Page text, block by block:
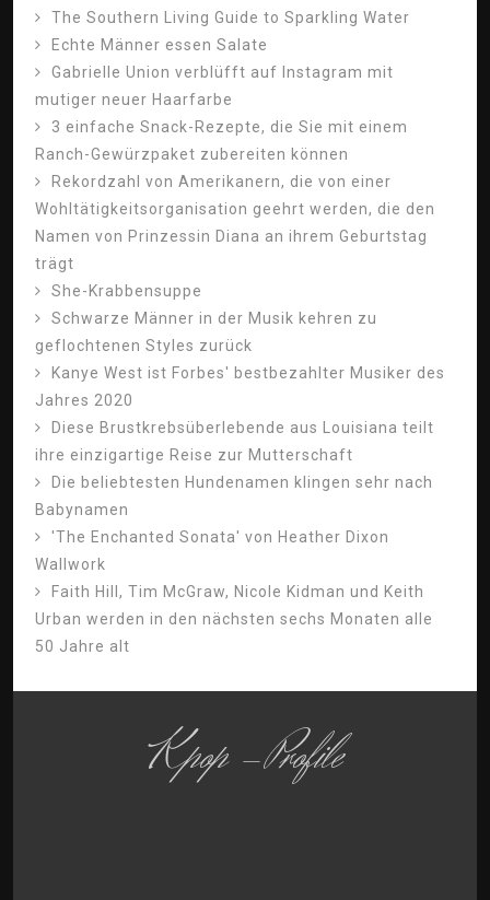
The Southern Living Guide to Sparkling Water
Echte Männer essen Salate
Gabrielle Union verblüfft auf Instagram mit
mutiger neuer Haarfarbe
3 einfache Snack-Rezepte, die Sie mit einem
Ranch-Gewürzpaket zubereiten können
Rekordzahl von Amerikanern, die von einer
Wohltätigkeitsorganisation geehrt werden, die den
Namen von Prinzessin Diana an ihrem Geburtstag
trägt
She-Krabbensuppe
Schwarze Männer in der Musik kehren zu
geflochtenen Styles zurück
Kanye West ist Forbes' bestbezahlter Musiker des
Jahres 2020
Diese Brustkrebsüberlebende aus Louisiana teilt
ihre einzigartige Reise zur Mutterschaft
Die beliebtesten Hundenamen klingen sehr nach
Babynamen
'The Enchanted Sonata' von Heather Dixon
Wallwork
Faith Hill, Tim McGraw, Nicole Kidman und Keith
Urban werden in den nächsten sechs Monaten alle
50 Jahre alt
Kpop -Profile